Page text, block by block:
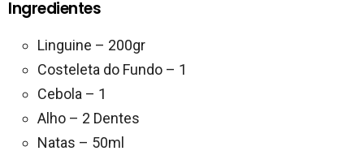
Ingredientes
Linguine – 200gr
Costeleta do Fundo – 1
Cebola – 1
Alho – 2 Dentes
Natas – 50ml